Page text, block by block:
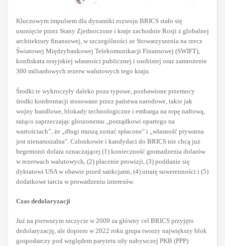
Kluczowym impulsem dla dynamiki rozwoju BRICS stało się
usunięcie przez Stany Zjednoczone i kraje zachodnie Rosji z globalnej
architektury finansowej, w szczególności ze Stowarzyszenia na rzecz
Światowej Międzybankowej Telekomunikacji Finansowej (SWIFT),
konfiskata rosyjskiej własności publicznej i osobistej oraz zamrożenie
300 miliardowych rezerw walutowych tego kraju.
Środki te wykroczyły daleko poza typowe, pozbawione przemocy
środki konfrontacji stosowane przez państwa narodowe, takie jak
wojny handlowe, blokady technologiczne i embarga na ropę naftową,
rażąco zaprzeczając głoszonemu „porządkowi opartego na
wartościach”, że „długi muszą zostać spłacone" i „własność prywatna
jest nienaruszalna". Członkowie i kandydaci do BRICS nie chcą już
hegemonii dolara oznaczającej (1) konieczność gromadzenia dolarów
w rezerwach walutowych, (2) płacenie prowizji, (3) poddanie się
dyktatowi USA w obawie przed sankcjami, (4) utratę suwerenności i (5)
dodatkowe tarcia w prowadzeniu interesów.
Czas dedolaryzacji
Już na pierwszym szczycie w 2009 za główny cel BRICS przyjęto
dedolaryzację, ale dopiero w 2022 roku grupa tworzy największy blok
gospodarczy pod względem parytetu siły nabywczej PKB (PPP)